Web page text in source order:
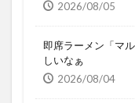
2026/08/05
即席ラーメン「マ
しいなぁ
2026/08/04